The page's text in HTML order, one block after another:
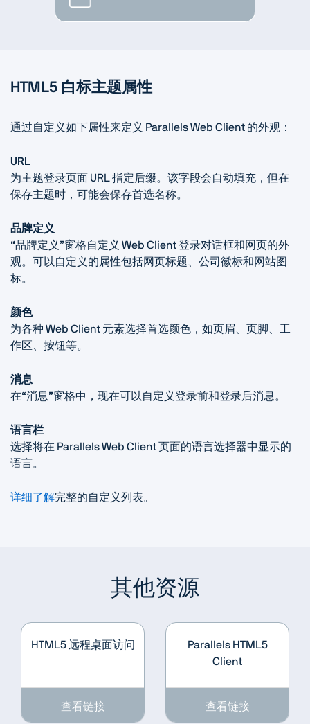
HTML5 白标主题属性
通过自定义如下属性来定义 Parallels Web Client 的外观：
URL
为主题登录页面 URL 指定后缀。该字段会自动填充，但在
保存主题时，可能会保存首选名称。
品牌定义
“品牌定义”窗格自定义 Web Client 登录对话框和网页的外
观。可以自定义的属性包括网页标题、公司徽标和网站图
标。
颜色
为各种 Web Client 元素选择首选颜色，如页眉、页脚、工
作区、按钮等。
消息
在“消息”窗格中，现在可以自定义登录前和登录后消息。
语言栏
选择将在 Parallels Web Client 页面的语言选择器中显示的
语言。
详细了解完整的自定义列表。
其他资源
HTML5 远程桌面访问
查看链接
Parallels HTML5
Client
查看链接